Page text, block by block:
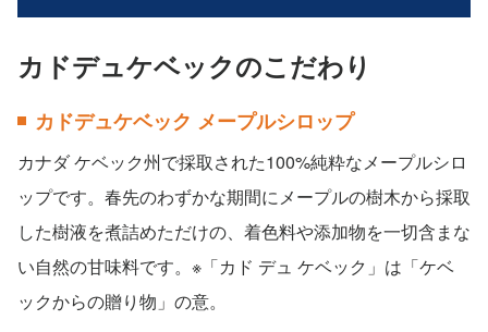
カドデュケベックのこだわり
カドデュケベック メープルシロップ
カナダ ケベック州で採取された100%純粋なメープルシロ
ップです。春先のわずかな期間にメープルの樹木から採取
した樹液を煮詰めただけの、着色料や添加物を一切含まな
い自然の甘味料です。※「カド デュ ケベック」は「ケベ
ックからの贈り物」の意。